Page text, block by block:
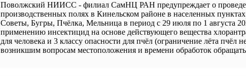
Поволжский НИИСС - филиал СамНЦ РАН предупреждает о
производственных полях в Кинельском районе в населенных
Советы, Бугры, Пчёлка, Мельница в период с 29 июля по 1 августа
применению инсектицид на основе действующего вещества
для человека и 3 классу опасности для пчёл (ограничение лёта пчёл
возникшим вопросам местоположения и времени обработок